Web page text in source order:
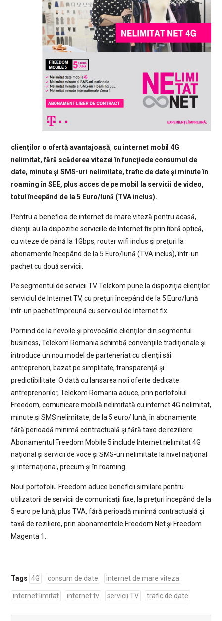
clienţilor o ofertă avantajoasă, cu internet mobil 4G
nelimitat, fără scăderea vitezei în funcţiede consumul de
date, minute şi SMS-uri nelimitate, trafic de date şi minute în
roaming în SEE, plus acces de pe mobil la servicii de video,
totul începând de la 5 Euro/lună (TVA inclus).
Pentru a beneficia de internet de mare viteză pentru acasă,
clienţii au la dispozitie serviciile de Internet fix prin fibră optică,
cu viteze de până la 1Gbps, router wifi inclus şi preţuri la
abonamente începând de la 5 Euro/lună (TVA inclus), într-un
pachet cu două servicii.
Pe segmentul de servicii TV Telekom pune la dispoziţia clienţilor
serviciul de Internet TV, cu preţuri începând de la 5 Euro/lună
într-un pachet împreună cu serviciul de Internet fix.
Pornind de la nevoile şi provocările clienţilor din segmentul
business, Telekom Romania schimbă convenţiile tradiţionale şi
introduce un nou model de parteneriat cu clienţii săi
antreprenori, bazat pe simplitate, transparenţă şi
predictibilitate. O dată cu lansarea noii oferte dedicate
antreprenorilor, Telekom Romania aduce, prin portofoliul
Freedom, comunicare mobilă nelimitată cu internet 4G nelimitat,
minute şi SMS nelimitate, de la 5 euro/ lună, în abonamente
fără perioadă minimă contractuală şi fără taxe de reziliere.
Abonamentul Freedom Mobile 5 include Internet nelimitat 4G
național și servicii de voce și SMS-uri nelimitate la nivel național
și internațional, precum și în roaming.
Noul portofoliu Freedom aduce beneficii similare pentru
utilizatorii de servicii de comunicaţii fixe, la preţuri începând de la
5 euro pe lună, plus TVA, fără perioadă minimă contractuală şi
taxă de reziliere, prin abonamentele Freedom Net şi Freedom
Magenta 1.
Tags 4G consum de date internet de mare viteza
internet limitat internet tv servicii TV trafic de date